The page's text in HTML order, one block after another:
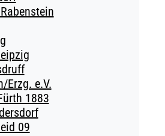
Erzg. e.V.
1883
09